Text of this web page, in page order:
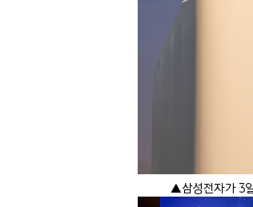
▲삼성전자가 3